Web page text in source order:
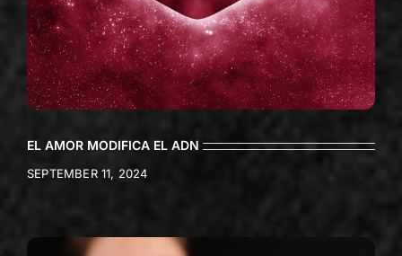
EL AMOR MODIFICA EL ADN
SEPTEMBER 11, 2024